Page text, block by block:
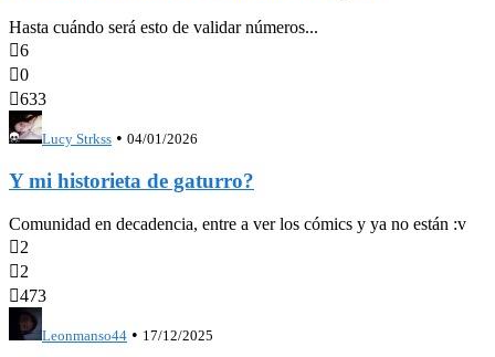
Hasta cuándo será esto de validar números...
6
0
633
Lucy Strkss • 04/01/2026
Y mi historieta de gaturro?
Comunidad en decadencia, entre a ver los cómics y ya no están :v
2
2
473
Leonmanso44 • 17/12/2025